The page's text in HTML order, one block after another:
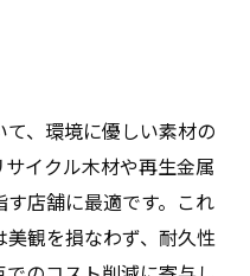
、環境に優しい素材の
イクル木材や再生金属
店舗に最適です。これ
観を損なわず、耐久性